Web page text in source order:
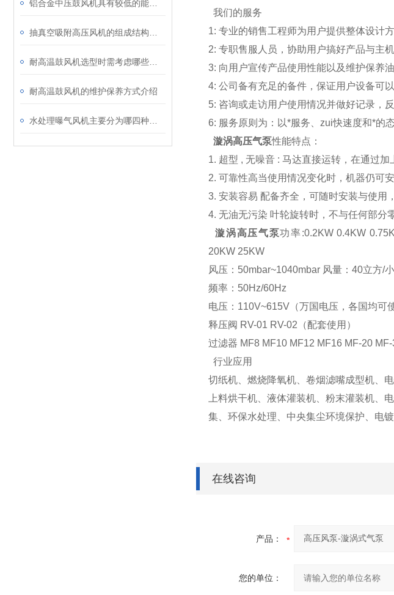
耐高温鼓风机的维护保养方式介绍
我们的服务
1: 专业的销售工程师为用户提供整体设计
2: 专职售服人员，协助用户搞好产品与主
3: 向用户宣传产品使用性能以及维护保养油
4: 公司备有充足的备件，保证用户设备可
5: 咨询或走访用户使用情况并做好记录，
6: 服务原则为：以*服务、zui快速度和*的
漩涡高压气泵性能特点：
1. 超型 , 无噪音 : 马达直接运转，在通过
2. 可靠性高当使用情况变化时，机器仍可
3. 安装容易 配备齐全，可随时安装与使用
4. 无油无污染 叶轮旋转时，不与任何部分
漩涡高压气泵功率:0.2KW 0.4KW
20KW 25KW
风压：50mbar~1040mbar 风量：40立方/
频率：50Hz/60Hz
电压：110V~615V（万国电压，各国均可
释压阀 RV-01 RV-02（配套使用）
过滤器 MF8 MF10 MF12 MF16 MF-20 MF-
行业应用
切纸机、燃烧降氧机、卷烟滤嘴成型机、
上料烘干机、液体灌装机、粉末灌装机、
集、环保水处理、中央集尘环境保护、电
在线咨询
产品：
您的单位：